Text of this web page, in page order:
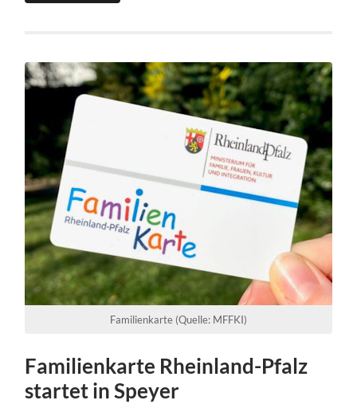
Familienkarte (Quelle: MFFKI)
Familienkarte Rheinland-Pfalz
startet in Speyer